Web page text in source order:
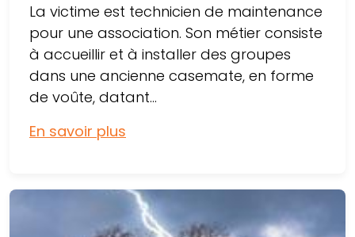
La victime est technicien de maintenance
pour une association. Son métier consiste
à accueillir et à installer des groupes
dans une ancienne casemate, en forme
de voûte, datant...
En savoir plus